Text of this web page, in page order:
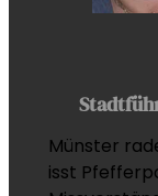
Münster
isst